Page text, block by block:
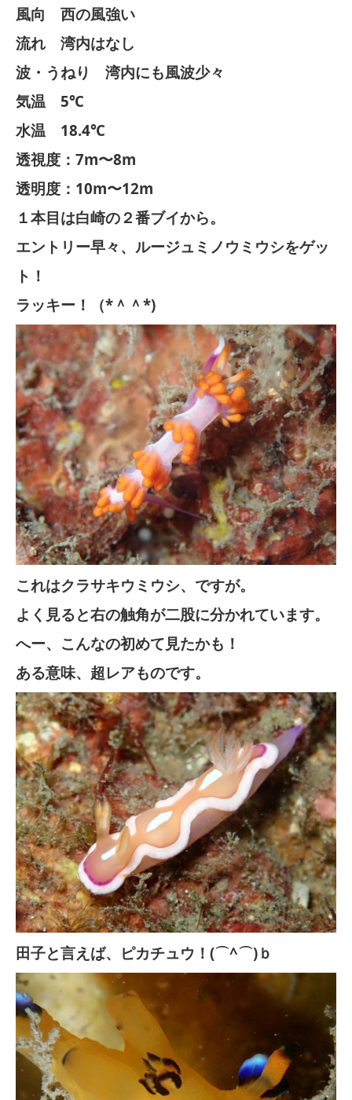
風向 西の風強い
流れ 湾内はなし
波・うねり 湾内にも風波少々
気温 5℃
水温 18.4℃
透視度：7m〜8m
透明度：10m〜12m
１本目は白崎の２番ブイから。
エントリー早々、ルージュミノウミウシをゲッ
ト！
ラッキー！（*＾＾*)
これはクラサキウミウシ、ですが。
よく見ると右の触角が二股に分かれています。
へー、こんなの初めて見たかも！
ある意味、超レアものです。
田子と言えば、ピカチュウ！(⌒^⌒)ｂ